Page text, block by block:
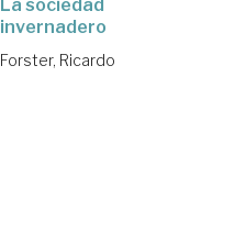
La sociedad
invernadero
Forster, Ricardo